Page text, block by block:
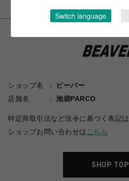
ショップ名
ビーバー
店舗名
池袋PARCO
特定商取引法など法令に基づく表記は
ショップお問い合わせは こちら
SHOP TOP
Switch language